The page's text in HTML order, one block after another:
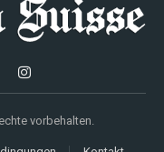
Instagram
vorbehalten.